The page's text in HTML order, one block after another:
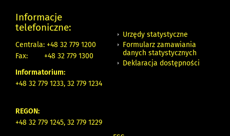
Informacje
telefoniczne:
Centrala: +48 32 779 1200
Fax:
+48 32 779 1300
Informatorium:
+48 32 779 1233, 32 779 1234
REGON:
+48 32 779 1245, 32 779 1229
Urzędy statystyczne
Formularz zamawiania
danych statystycznych
Deklaracja dostępności